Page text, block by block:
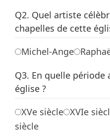
Q2. Quel artiste
chapelles de cette
Michel-Ange
Q3. En quelle
église ?
XVe siècle XVIe
siècle